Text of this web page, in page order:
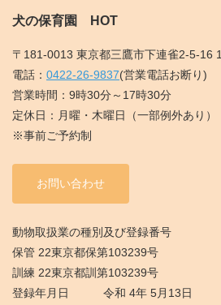
犬の保育園 HOT
〒181-0013 東京都三鷹市下連雀2-5-16
電話： 0422-26-9837(営業電話お断り)
営業時間：9時30分～17時30分
定休日：月曜・木曜日（一部例外あり）
※事前ご予約制
お問い合わせ
動物取扱業の種別及び登録番号
保管 22東京都保第103239号
訓練 22東京都訓第103239号
登録年月日 令和 4年 5月13日